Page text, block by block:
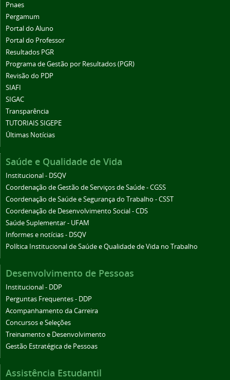
Pnaes
Pergamum
Portal do Aluno
Portal do Professor
Resultados PGR
Programa de Gestão por Resultados (PGR)
Revisão do PDP
SIAFI
SIGAC
Transparência
TUTORIAIS SIGEPE
Últimas Notícias
Saúde e Qualidade de Vida
Institucional - DSQV
Coordenação de Gestão de Serviços de Saúde - CGSS
Coordenação de Saúde e Segurança do Trabalho - CSST
Coordenação de Desenvolvimento Social - CDS
Saúde Suplementar - UFAM
Informes e notícias - DSQV
Política Institucional de Saúde e Qualidade de Vida no Trabalho
Desenvolvimento de Pessoas
Institucional - DDP
Perguntas Frequentes - DDP
Acompanhamento da Carreira
Concursos e Seleções
Treinamento e Desenvolvimento
Gestão Estratégica de Pessoas
Assistência Estudantil